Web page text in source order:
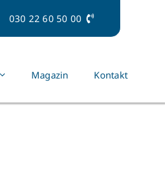
030 22 60 50 00
Magazin Kontakt